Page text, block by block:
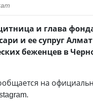
и глава
и ее супруг
беженцев в
на